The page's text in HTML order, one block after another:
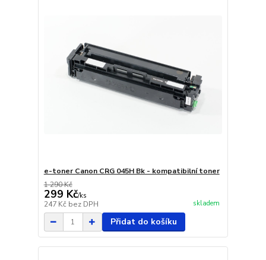
e-toner Canon CRG 045H Bk - kompatibilní toner
1 290 Kč
299 Kč/ks
247 Kč bez DPH skladem
Přidat do košíku